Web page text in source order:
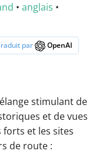
• anglais •
par OpenAI
stimulant de
et de vues
et les sites
de route :